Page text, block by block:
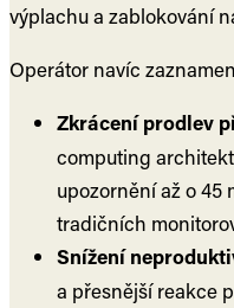
výplachu a zablokování
Operátor navíc
Zkrácení prodlev
computing
upozornění až o 45
tradičních
Snížení
a přesnější reakce